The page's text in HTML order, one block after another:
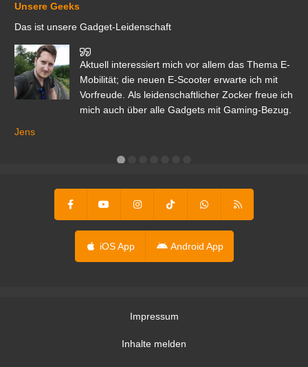
Unsere Geeks
Das ist unsere Gadget-Leidenschaft
Aktuell interessiert mich vor allem das Thema E-
Mobilität; die neuen E-Scooter erwarte ich mit
Vorfreude. Als leidenschaftlicher Zocker freue ich
mich auch über alle Gadgets mit Gaming-Bezug.
Jens
iOS App Android App
Impressum
Inhalte melden